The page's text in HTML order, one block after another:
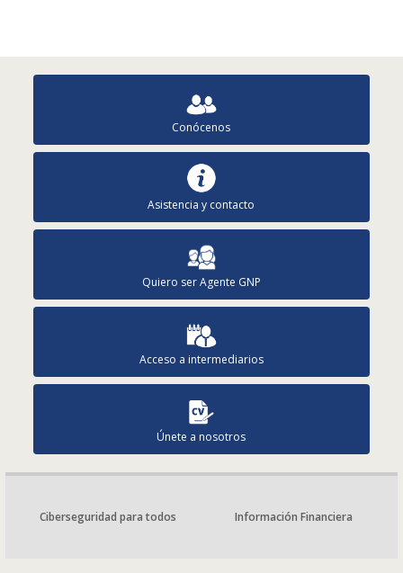
Conócenos
Asistencia y contacto
Quiero ser Agente GNP
Acceso a intermediarios
Únete a nosotros
Ciberseguridad para todos Información Financiera